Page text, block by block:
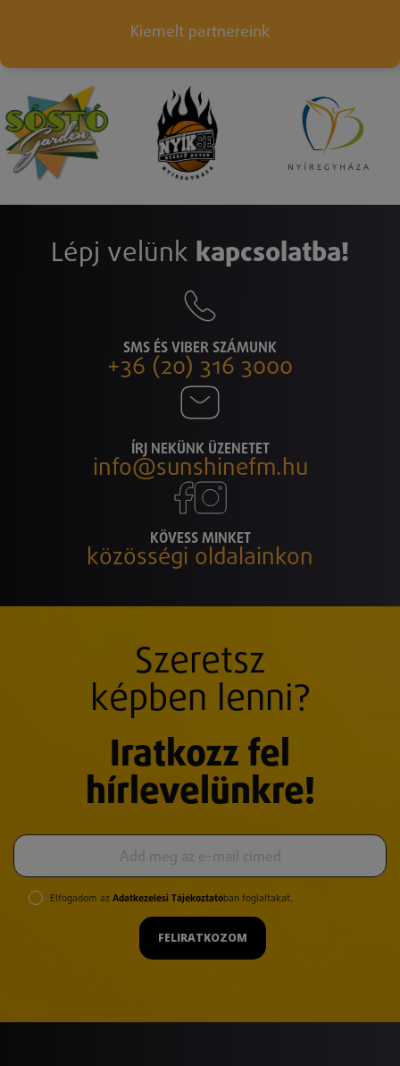
Kiemelt partnereink
Lépj velünk kapcsolatba!
SMS ÉS VIBER SZÁMUNK
+36 (20) 316 3000
ÍRJ NEKÜNK ÜZENETET
info@sunshinefm.hu
KÖVESS MINKET
közösségi oldalainkon
Szeretsz
képben lenni?
Iratkozz fel
hírlevelünkre!
Elfogadom az Adatkezelési Tájékoztatóban foglaltakat.
FELIRATKOZOM